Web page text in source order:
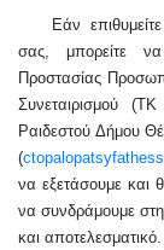
Εάν
σας, μπορείτε
Προστασίας
Συνεταιρισμού
Ραιδεστού Δήμου
(ctopalopatsyfathess
να εξετάσουμε και
να συνδράμουμε
και